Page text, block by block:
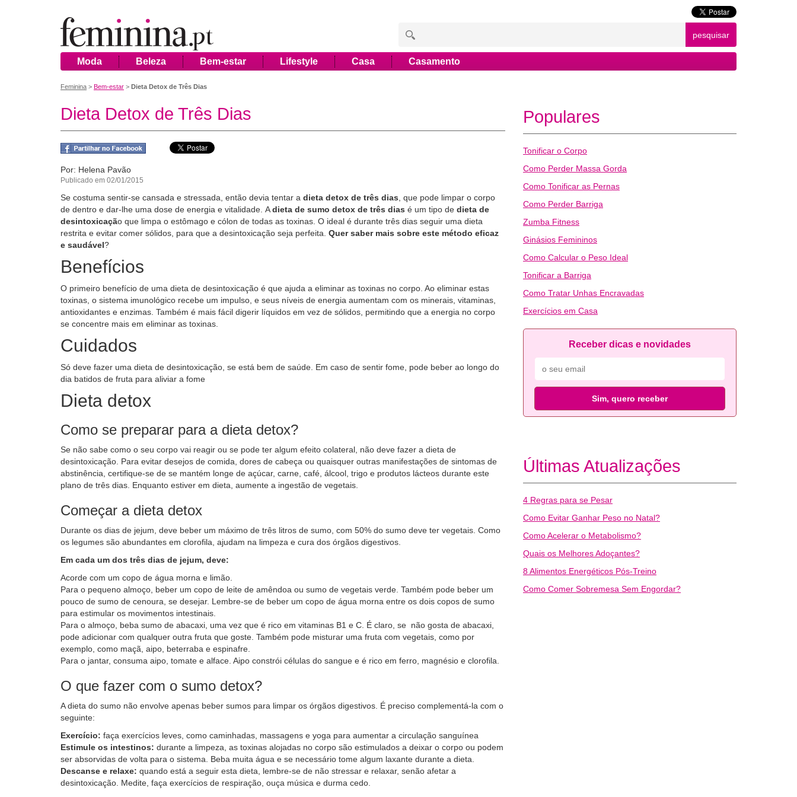
pesquisar
Moda Beleza Bem-estar Lifestyle Casa Casamento
Feminina > Bem-estar > Dieta Detox de Três Dias
Dieta Detox de Três Dias
Por: Helena Pavão
Publicado em 02/01/2015
Se costuma sentir-se cansada e stressada, então devia tentar a dieta detox de três dias , que pode limpar o corpo
de dentro e dar-lhe uma dose de energia e vitalidade. Adieta de sumo detox de três dias é um tipo de dieta de
desintoxicação que limpa o estômago e cólon de todas as toxinas. O ideal é durante três dias seguir uma dieta
restrita e evitar comer sólidos, para que a desintoxicação seja perfeita. Quer saber mais sobre este método eficaz
e saudável?
Benefícios
O primeiro benefício de uma dieta de desintoxicação é que ajuda a eliminar as toxinas no corpo. Ao eliminar estas
toxinas, o sistema imunológico recebe um impulso, e seus níveis de energia aumentam com os minerais, vitaminas,
antioxidantes e enzimas. Também é mais fácil digerir líquidos em vez de sólidos, permitindo que a energia no corpo
se concentre mais em eliminar as toxinas.
Cuidados
Só deve fazer uma dieta de desintoxicação, se está bem de saúde. Em caso de sentir fome, pode beber ao longo do
dia batidos de fruta para aliviar a fome
Dieta detox
Como se preparar para a dieta detox?
Se não sabe como o seu corpo vai reagir ou se pode ter algum efeito colateral, não deve fazer a dieta de
desintoxicação. Para evitar desejos de comida, dores de cabeça ou quaisquer outras manifestações de sintomas de
abstinência, certifique-se de se mantém longe de açúcar, carne, café, álcool, trigo e produtos lácteos durante este
plano de três dias. Enquanto estiver em dieta, aumente a ingestão de vegetais.
Começar a dieta detox
Durante os dias de jejum, deve beber um máximo de três litros de sumo, com 50% do sumo deve ter vegetais. Como
os legumes são abundantes em clorofila, ajudam na limpeza e cura dos órgãos digestivos.
Em cada um dos três dias de jejum, deve:
Acorde com um copo de água morna e limão.
Para o pequeno almoço, beber um copo de leite de amêndoa ou sumo de vegetais verde. Também pode beber um
pouco de sumo de cenoura, se desejar. Lembre-se de beber um copo de água morna entre os dois copos de sumo
para estimular os movimentos intestinais.
Para o almoço, beba sumo de abacaxi, uma vez que é rico em vitaminas B1 e C. É claro, se não gosta de abacaxi,
pode adicionar com qualquer outra fruta que goste. Também pode misturar uma fruta com vegetais, como por
exemplo, como maçã, aipo, beterraba e espinafre.
Para o jantar, consuma aipo, tomate e alface. Aipo constrói células do sangue e é rico em ferro, magnésio e clorofila.
O que fazer com o sumo detox?
A dieta do sumo não envolve apenas beber sumos para limpar os órgãos digestivos. É preciso complementá-la com o
seguinte:
Exercício: faça exercícios leves, como caminhadas, massagens e yoga para aumentar a circulação sanguínea
Estimule os intestinos: durante a limpeza, as toxinas alojadas no corpo são estimulados a deixar o corpo ou podem
ser absorvidas de volta para o sistema. Beba muita água e se necessário tome algum laxante durante a dieta.
Descanse e relaxe: quando está a seguir esta dieta, lembre-se de não stressar e relaxar, senão afetar a
desintoxicação. Medite, faça exercícios de respiração, ouça música e durma cedo.
Populares
Tonificar o Corpo
Como Perder Massa Gorda
Como Tonificar as Pernas
Como Perder Barriga
Zumba Fitness
Ginásios Femininos
Como Calcular o Peso Ideal
Tonificar a Barriga
Como Tratar Unhas Encravadas
Exercícios em Casa
Receber dicas e novidades
Sim, quero receber
Últimas Atualizações
4 Regras para se Pesar
Como Evitar Ganhar Peso no Natal?
Como Acelerar o Metabolismo?
Quais os Melhores Adoçantes?
8 Alimentos Energéticos Pós-Treino
Como Comer Sobremesa Sem Engordar?